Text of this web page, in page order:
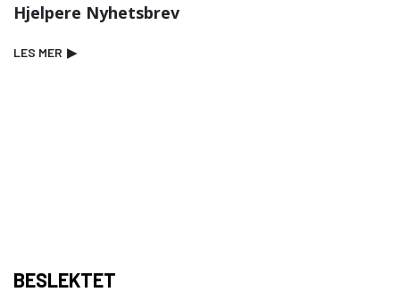
Hjelpere Nyhetsbrev
LES MER ▶
BESLEKTET